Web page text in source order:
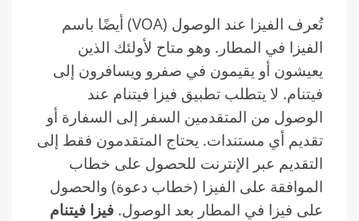
تُعرف الفيزا عند الوصول (VOA) أيضًا باسم
الفيزا في المطار. وهو متاح لأولئك الذين
يعيشون أو يقيمون في صفرو ويسافرون إلى
فيتنام. لا يتطلب تطبيق فيزا فيتنام عند
الوصول من المتقدمين السفر إلى السفارة أو
تقديم أي مستندات. يحتاج المتقدمون فقط إلى
التقديم عبر الإنترنت للحصول على خطاب
الموافقة على الفيزا (خطاب دعوة) والحصول
على فيزا في المطار بعد الوصول. فيزا فيتنام